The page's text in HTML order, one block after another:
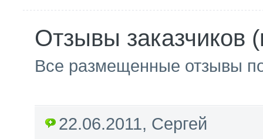
Отзывы заказчиков
Все размещенные отзывы
22.06.2011, Сергей